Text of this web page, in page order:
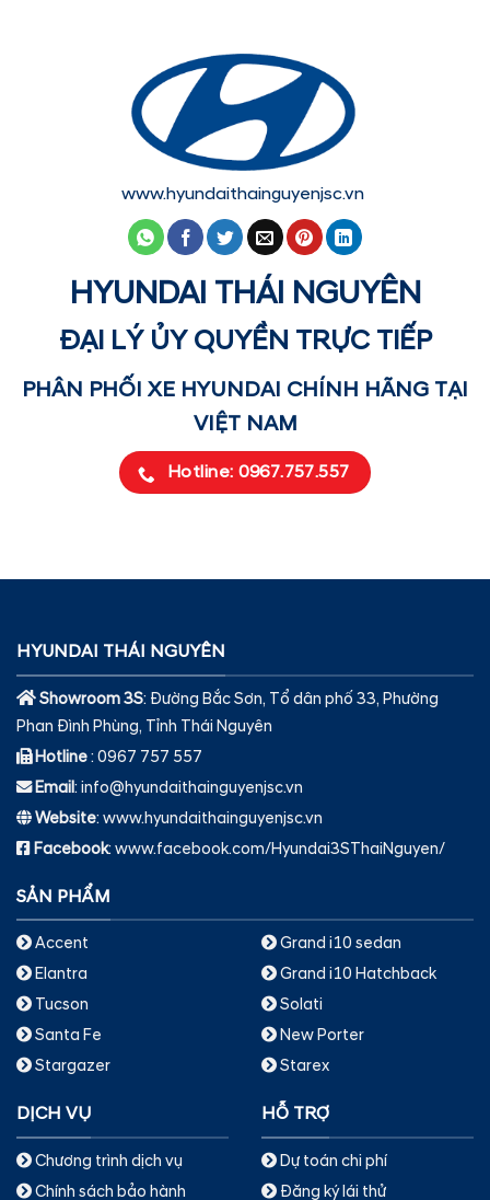
www.hyundaithainguyenjsc.vn
HYUNDAI THÁI NGUYÊN
ĐẠI LÝ ỦY QUYỀN TRỰC TIẾP
PHÂN PHỐI XE HYUNDAI CHÍNH HÃNG TẠI
VIỆT NAM
Hotline: 0967.757.557
HYUNDAI THÁI NGUYÊN
Showroom 3S: Đường Bắc Sơn, Tổ dân phố 33, Phường
Phan Đình Phùng, Tỉnh Thái Nguyên
Hotline: 0967 757 557
Email: info@hyundaithainguyenjsc.vn
Website: www.hyundaithainguyenjsc.vn
Facebook: www.facebook.com/Hyundai3SThaiNguyen/
SẢN PHẨM
Accent
Elantra
Tucson
Santa Fe
Stargazer
Grand i10 sedan
Grand i10 Hatchback
Solati
New Porter
Starex
DỊCH VỤ
Chương trình dịch vụ
Chính sách bảo hành
HỖ TRỢ
Dự toán chi phí
Đăng ký lái thử